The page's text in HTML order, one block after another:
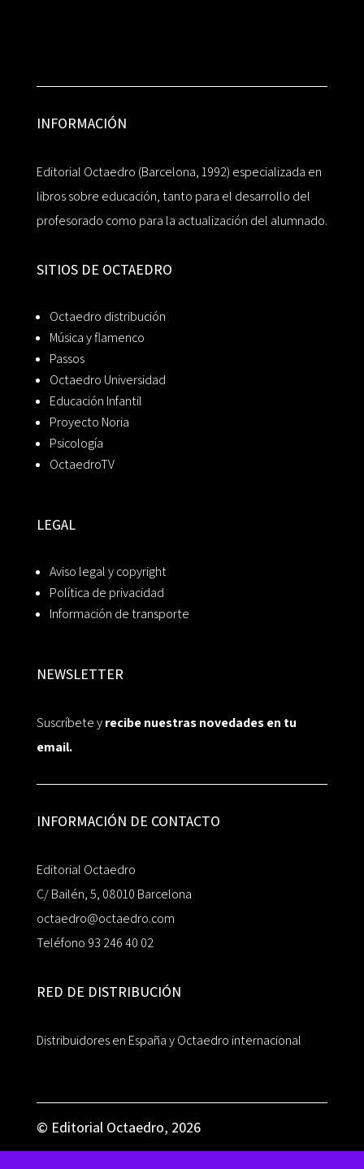
INFORMACIÓN
Editorial Octaedro (Barcelona, 1992) especializada en
libros sobre educación, tanto para el desarrollo del
profesorado como para la actualización del alumnado.
SITIOS DE OCTAEDRO
Octaedro distribución
Música y flamenco
Passos
Octaedro Universidad
Educación Infantil
Proyecto Noria
Psicología
OctaedroTV
LEGAL
Aviso legal y copyright
Política de privacidad
Información de transporte
NEWSLETTER
Suscríbete yrecibe nuestras novedades en tu
email.
INFORMACIÓN DE CONTACTO
Editorial Octaedro
C/ Bailén, 5, 08010 Barcelona
octaedro@octaedro.com
Teléfono 93 246 40 02
RED DE DISTRIBUCIÓN
Distribuidores en España y Octaedro internacional
© Editorial Octaedro, 2026